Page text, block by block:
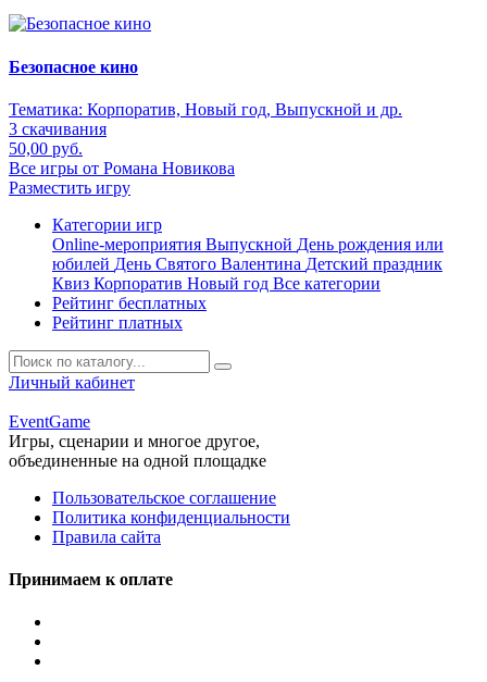
Безопасное кино
Тематика: Корпоратив, Новый год, Выпускной и др.
3 скачивания
50,00 руб.
Все игры от Романа Новикова
Разместить игру
Категории игр
Online-мероприятия Выпускной День рождения или
юбилей День Святого Валентина Детский праздник
Квиз Корпоратив Новый год Все категории
Рейтинг бесплатных
Рейтинг платных
Личный кабинет
EventGame
Игры, сценарии и многое другое,
объединенные на одной площадке
Пользовательское соглашение
Политика конфиденциальности
Правила сайта
Принимаем к оплате